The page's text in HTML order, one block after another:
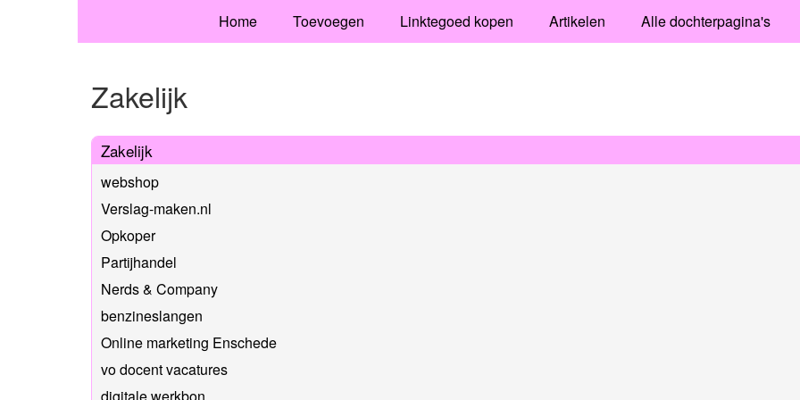
Home Toevoegen Linktegoed kopen Artikelen Alle dochterpagina's
Zakelijk
Zakelijk
webshop
Verslag-maken.nl
Opkoper
Partijhandel
Nerds & Company
benzineslangen
Online marketing Enschede
vo docent vacatures
digitale werkbon